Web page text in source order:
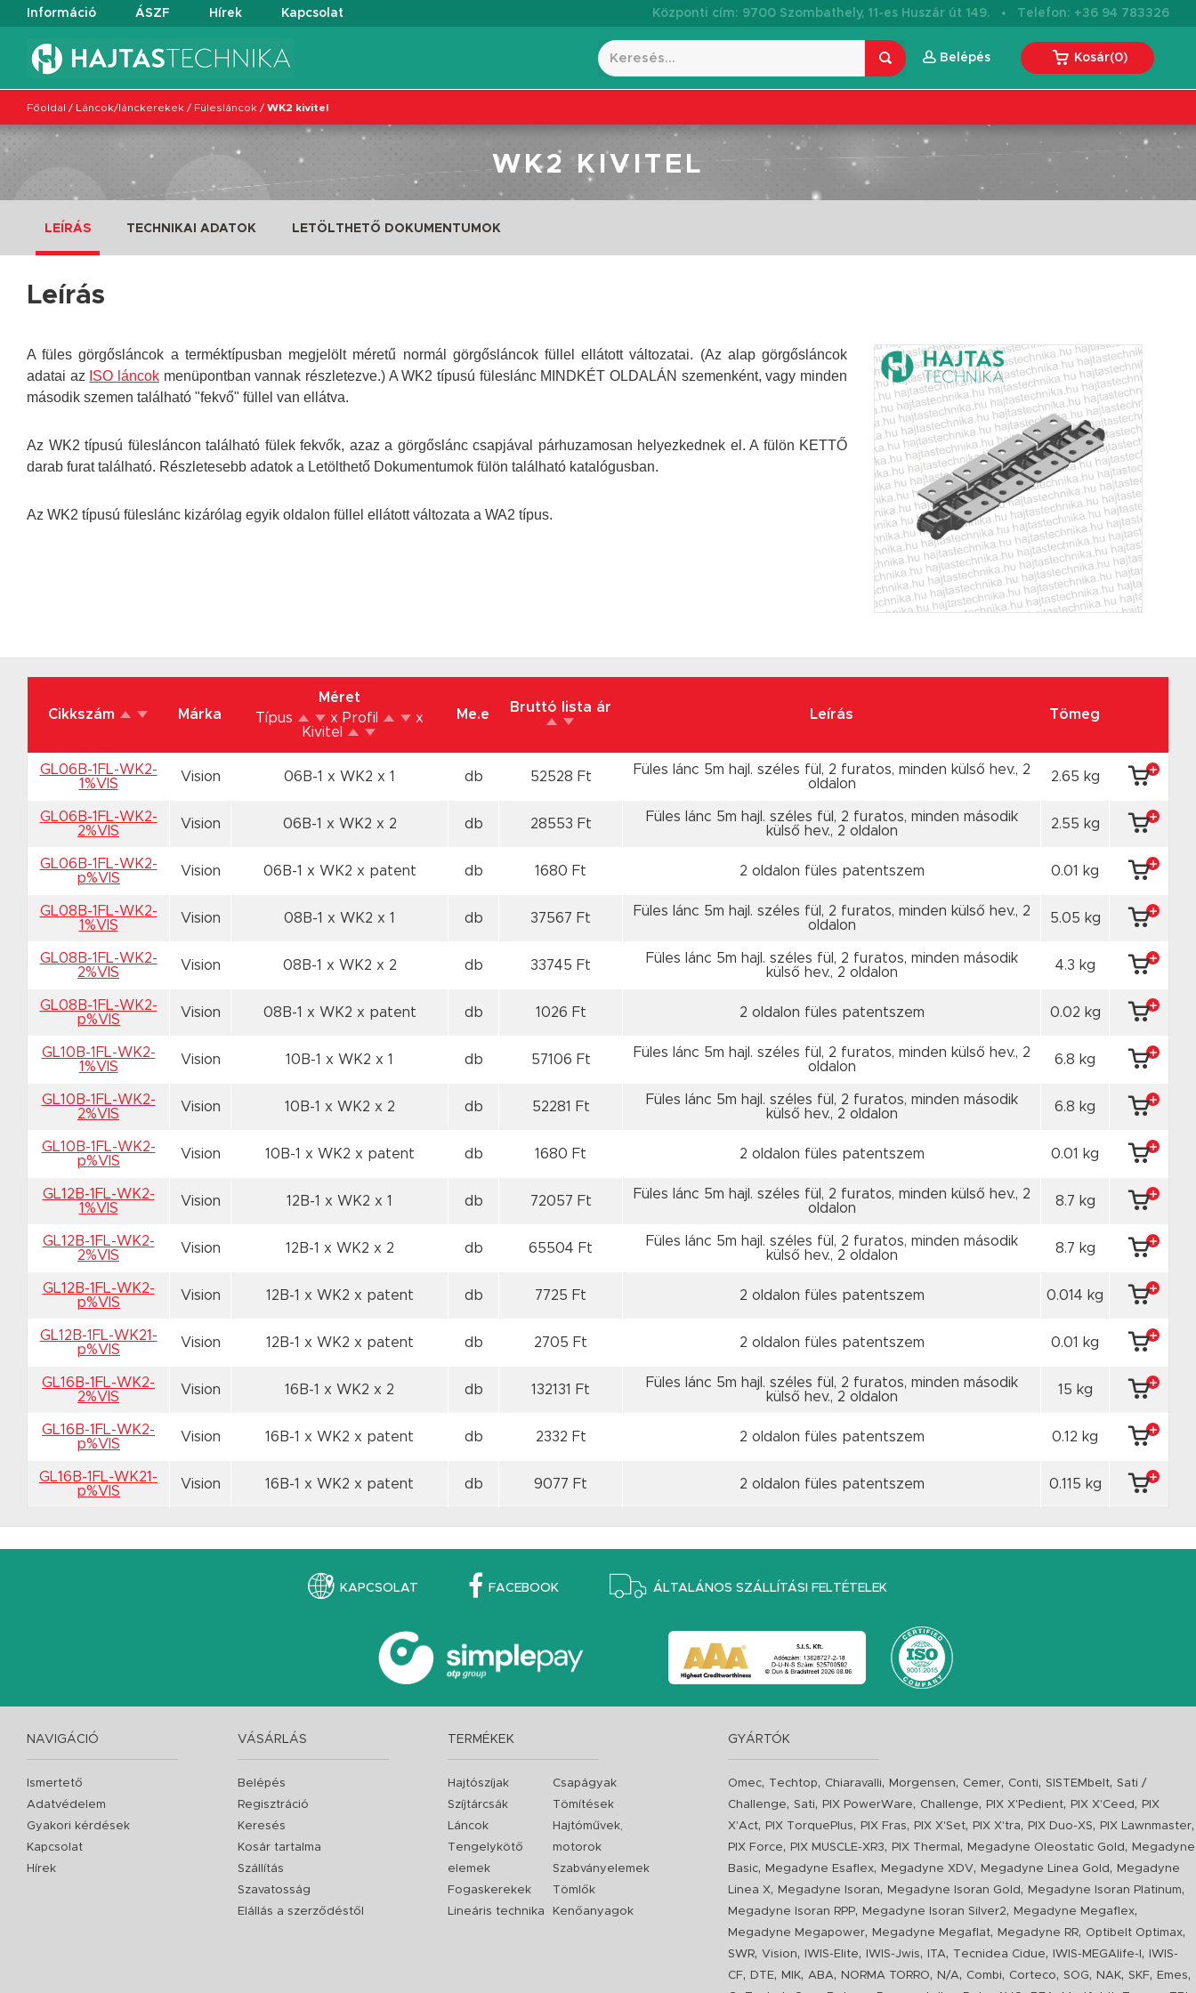
Információ ÁSZF Hírek Kapcsolat Központi cím: 9700 Szombathely, 11-es Huszár út 149. · Telefon: +36 94 783326
Belépés Kosár(0)
Főoldal / Láncok/lánckerekek / Fülesláncok / WK2 kivitel
WK2 KIVITEL
LEÍRÁS TECHNIKAI ADATOK LETÖLTHETŐ DOKUMENTUMOK
Leírás
A füles görgősláncok a terméktípusban megjelölt méretű normál görgősláncok füllel ellátott változatai. (Az alap görgősláncok
adatai az ISO láncok menüpontban vannak részletezve.) A WK2 típusú füleslánc MINDKÉT OLDALÁN szemenként, vagy minden
második szemen található "fekvő" füllel van ellátva.
Az WK2 típusú fülesláncon található fülek fekvők, azaz a görgőslánc csapjával párhuzamosan helyezkednek el. A fülön KETTŐ
darab furat található. Részletesebb adatok a Letölthető Dokumentumok fülön található katalógusban.
Az WK2 típusú füleslánc kizárólag egyik oldalon füllel ellátott változata a WA2 típus.
Cikkszám Márka
Méret
Típus
x Profil
x
Kivitel
Me.e Bruttó lista ár Leírás Tömeg
GL06B-1FL-WK2-
1%VIS
Vision 06B-1 x WK2 x 1 db 52528 Ft
Füles lánc 5m hajl. széles fül, 2 furatos, minden külső hev., 2
oldalon
2.65 kg
GL06B-1FL-WK2-
2%VIS
Vision 06B-1 x WK2 x 2 db 28553 Ft
Füles lánc 5m hajl. széles fül, 2 furatos, minden második
külső hev., 2 oldalon
2.55 kg
GL06B-1FL-WK2-
p%VIS
Vision 06B-1 x WK2 x patent db 1680 Ft 2 oldalon füles patentszem 0.01 kg
GL08B-1FL-WK2-
1%VIS
Vision 08B-1 x WK2 x 1 db 37567 Ft
Füles lánc 5m hajl. széles fül, 2 furatos, minden külső hev., 2
oldalon
5.05 kg
GL08B-1FL-WK2-
2%VIS
Vision 08B-1 x WK2 x 2 db 33745 Ft
Füles lánc 5m hajl. széles fül, 2 furatos, minden második
külső hev., 2 oldalon
4.3 kg
GL08B-1FL-WK2-
p%VIS
Vision 08B-1 x WK2 x patent db 1026 Ft 2 oldalon füles patentszem 0.02 kg
GL10B-1FL-WK2-
1%VIS
Vision 10B-1 x WK2 x 1 db 57106 Ft
Füles lánc 5m hajl. széles fül, 2 furatos, minden külső hev., 2
oldalon
6.8 kg
GL10B-1FL-WK2-
2%VIS
Vision 10B-1 x WK2 x 2 db 52281 Ft
Füles lánc 5m hajl. széles fül, 2 furatos, minden második
külső hev., 2 oldalon
6.8 kg
GL10B-1FL-WK2-
p%VIS
Vision 10B-1 x WK2 x patent db 1680 Ft 2 oldalon füles patentszem 0.01 kg
GL12B-1FL-WK2-
1%VIS
Vision 12B-1 x WK2 x 1 db 72057 Ft
Füles lánc 5m hajl. széles fül, 2 furatos, minden külső hev., 2
oldalon
8.7 kg
GL12B-1FL-WK2-
2%VIS
Vision 12B-1 x WK2 x 2 db 65504 Ft
Füles lánc 5m hajl. széles fül, 2 furatos, minden második
külső hev., 2 oldalon
8.7 kg
GL12B-1FL-WK2-
p%VIS
Vision 12B-1 x WK2 x patent db 7725 Ft 2 oldalon füles patentszem 0.014 kg
GL12B-1FL-WK21-
p%VIS
Vision 12B-1 x WK2 x patent db 2705 Ft 2 oldalon füles patentszem 0.01 kg
GL16B-1FL-WK2-
2%VIS
Vision 16B-1 x WK2 x 2 db 132131 Ft
Füles lánc 5m hajl. széles fül, 2 furatos, minden második
külső hev., 2 oldalon
15 kg
GL16B-1FL-WK2-
p%VIS
Vision 16B-1 x WK2 x patent db 2332 Ft 2 oldalon füles patentszem 0.12 kg
GL16B-1FL-WK21-
p%VIS
Vision 16B-1 x WK2 x patent db 9077 Ft 2 oldalon füles patentszem 0.115 kg
KAPCSOLAT FACEBOOK ÁLTALÁNOS SZÁLLÍTÁSI FELTÉTELEK
NAVIGÁCIÓ
Ismertető
Adatvédelem
Gyakori kérdések
Kapcsolat
Hírek
VÁSÁRLÁS
Belépés
Regisztráció
Keresés
Kosár tartalma
Szállítás
Szavatosság
Elállás a szerződéstől
TERMÉKEK
Hajtószíjak
Szíjtárcsák
Láncok
Tengelykötő
elemek
Fogaskerekek
Lineáris technika
Csapágyak
Tömítések
Hajtóművek,
motorok
Szabványelemek
Tömlők
Kenőanyagok
GYÁRTÓK
Omec, Techtop, Chiaravalli, Morgensen, Cemer, Conti,SISTEMbelt,Sati /
Challenge,Sati, PIX PowerWare, Challenge, PIX X'Pedient, PIX X'Ceed ,
PIX
X'Act, PIX TorquePlus, PIX Fras, PIX X'Set, PIX X'tra, PIX Duo-XS, PIX Lawnmaster,
PIX Force, PIX MUSCLE-XR3, PIX Thermal , Megadyne Oleostatic Gold ,
Megadyne
Basic, Megadyne Esaflex, Megadyne XDV, Megadyne Linea Gold ,
Megadyne
Linea X, Megadyne Isoran, Megadyne Isoran Gold , Megadyne Isoran Platinum,
Megadyne Isoran RPP, Megadyne Isoran Silver2, Megadyne Megaflex,
Megadyne Megapower, Megadyne Megaflat, Megadyne RR, Optibelt Optimax,
SWR,Vision, IWIS-Elite, IWIS-Jwis, ITA, Tecnidea Cidue, IWIS-MEGAlife-I ,
IWIS-
CF, DTE, MIK, ABA, NORMA TORRO, N/A, Combi, Corteco,SOG, NAK,SKF, Emes,